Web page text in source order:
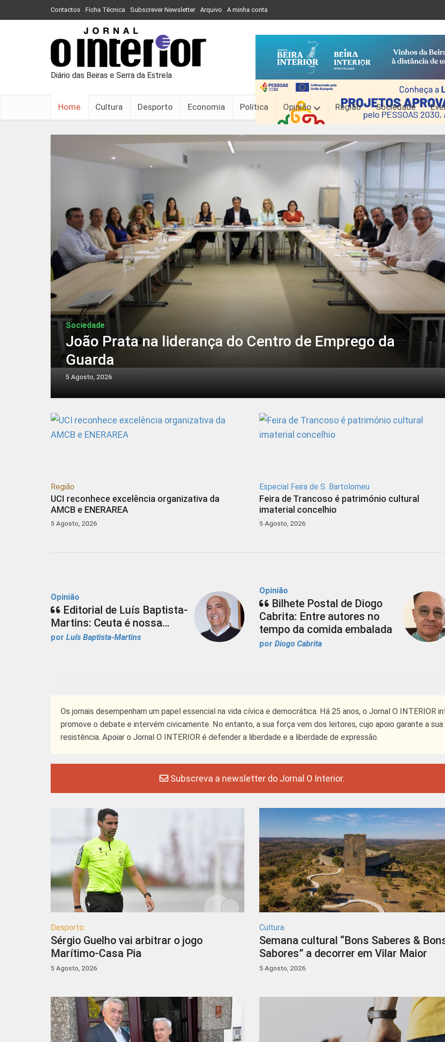
Contactos Ficha Técnica Subscrever Newsletter Arquivo A minha conta
Diário das Beiras e Serra da Estrela
Home Cultura Desporto Economia Política Opinião Região Sociedade
Sociedade
João Prata na liderança do Centro de Emprego da
Guarda
5 Agosto, 2026
Região
UCI reconhece excelência organizativa da
AMCB e ENERAREA
5 Agosto, 2026
Especial Feira de S. Bartolomeu
Feira de Trancoso é património cultural
imaterial concelhio
5 Agosto, 2026
Opinião
Editorial de Luís Baptista-
Martins: Ceuta é nossa…
por Luís Baptista-Martins
Opinião
Bilhete Postal de Diogo
Cabrita: Entre autores no
tempo da comida embalada
por Diogo Cabrita
Os jornais desempenham um papel essencial na vida cívica e democrática. Há 25 anos, o Jornal O INTERIOR
promove o debate e intervém civicamente. No entanto, a sua força vem dos leitores, cujo apoio garante a
resistência. Apoiar o Jornal O INTERIOR é defender a liberdade e a liberdade de expressão.
Subscreva a newsletter do Jornal O Interior.
Desporto
Sérgio Guelho vai arbitrar o jogo
Marítimo-Casa Pia
5 Agosto, 2026
Cultura
Semana cultural “Bons Saberes &
Sabores” a decorrer em Vilar Maior
5 Agosto, 2026